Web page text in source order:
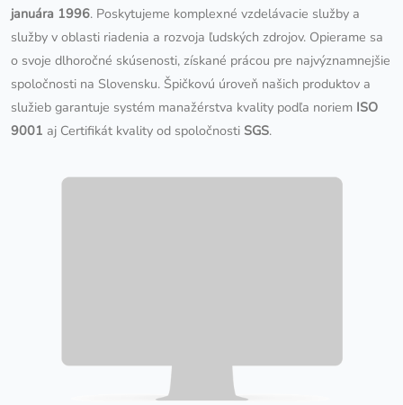
januára 1996. Poskytujeme komplexné vzdelávacie služby a
služby v oblasti riadenia a rozvoja ľudských zdrojov. Opierame sa
o svoje dlhoročné skúsenosti, získané prácou pre najvýznamnejšie
spoločnosti na Slovensku. Špičkovú úroveň našich produktov a
služieb garantuje systém manažérstva kvality podľa noriem ISO
9001 aj Certifikát kvality od spoločnosti SGS.